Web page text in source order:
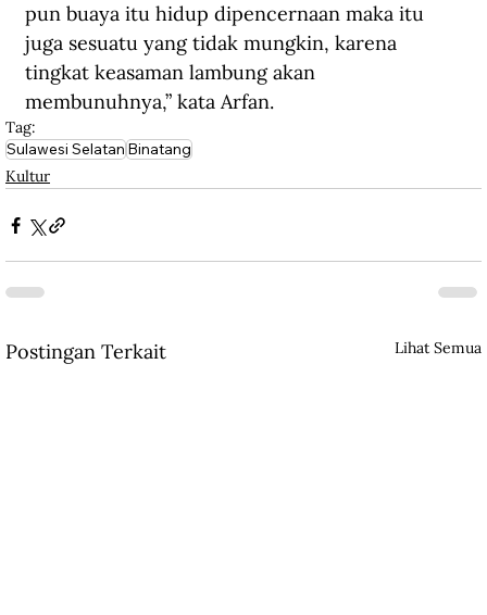
pun buaya itu hidup dipencernaan maka itu
juga sesuatu yang tidak mungkin, karena
tingkat keasaman lambung akan
membunuhnya,” kata Arfan.
Tag:
Sulawesi SelatanBinatang
Kultur
Postingan Terkait Lihat Semua